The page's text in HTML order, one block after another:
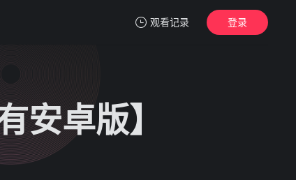
观看记录 登录
卓版】